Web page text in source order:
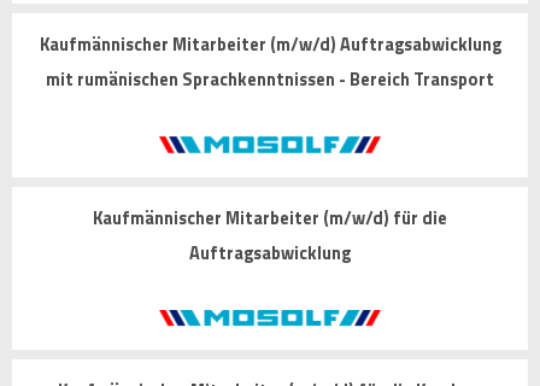
Kaufmännischer Mitarbeiter (m/w/d) Auftragsabwicklung
mit rumänischen Sprachkenntnissen - Bereich Transport
Kaufmännischer Mitarbeiter (m/w/d) für die
Auftragsabwicklung